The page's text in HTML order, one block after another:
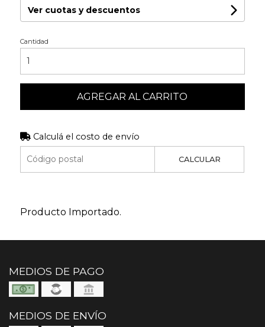
Ver cuotas y descuentos
Cantidad
AGREGAR AL CARRITO
Calculá el costo de envío
CALCULAR
Producto Importado.
MEDIOS DE PAGO
MEDIOS DE ENVÍO